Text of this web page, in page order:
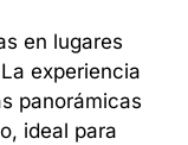
en lugares
experiencia
panorámicas
ideal para